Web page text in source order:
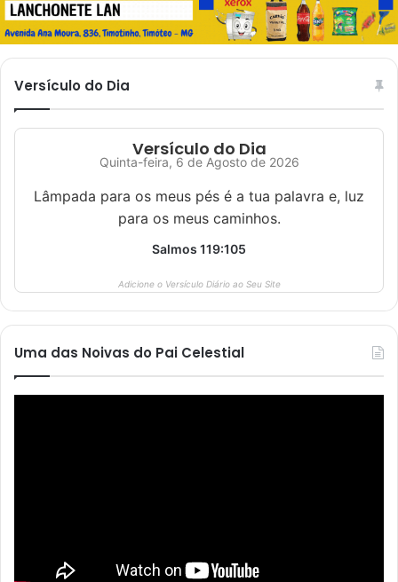
Versículo do Dia
Versículo do Dia
Quinta-feira, 6 de Agosto de 2026
Lâmpada para os meus pés é a tua palavra e, luz
para os meus caminhos.
Salmos 119:105
Adicione o Versículo Diário ao Seu Site
Uma das Noivas do Pai Celestial